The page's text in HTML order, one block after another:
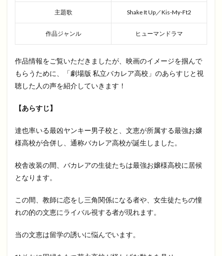
主題歌 Shake It Up／Kis-My-Ft2
作品ジャンル ヒューマンドラマ
作品情報をご覧いただきましたが、映画のイメージを掴んで
もらうために、「劇場版 私立バカレア高校」のあらすじと視
聴した人の声を紹介していきます！
【あらすじ】
達也率いる最凶ヤンキー男子校と、文恵が所属する最強お嬢
様高校が合併し、通称バカレア高校が誕生しました。
校舎改装の間、バカレアの生徒たちは最強お嬢様高校に居候
となります。
この間、教師に恋をし三角関係になる者や、女生徒たちの憧
れの的の文恵にライバル視する者が現れます。
当の文恵は留学の誘いに悩んでいます。